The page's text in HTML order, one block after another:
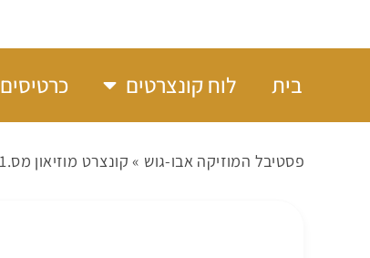
בית לוח קונצרטים כרטיסים
פסטיבל המוזיקה אבו-גוש » קונצרט מוזיאון מס.1